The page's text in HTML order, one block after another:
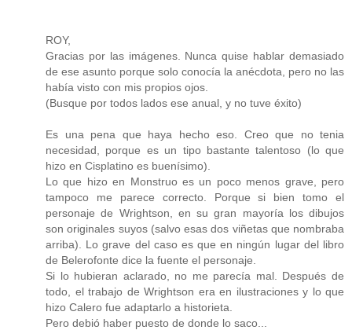
ROY,
Gracias por las imágenes. Nunca quise hablar demasiado
de ese asunto porque solo conocía la anécdota, pero no las
había visto con mis propios ojos.
(Busque por todos lados ese anual, y no tuve éxito)
Es una pena que haya hecho eso. Creo que no tenia
necesidad, porque es un tipo bastante talentoso (lo que
hizo en Cisplatino es buenísimo).
Lo que hizo en Monstruo es un poco menos grave, pero
tampoco me parece correcto. Porque si bien tomo el
personaje de Wrightson, en su gran mayoría los dibujos
son originales suyos (salvo esas dos viñetas que nombraba
arriba). Lo grave del caso es que en ningún lugar del libro
de Belerofonte dice la fuente el personaje.
Si lo hubieran aclarado, no me parecía mal. Después de
todo, el trabajo de Wrightson era en ilustraciones y lo que
hizo Calero fue adaptarlo a historieta.
Pero debió haber puesto de donde lo saco...